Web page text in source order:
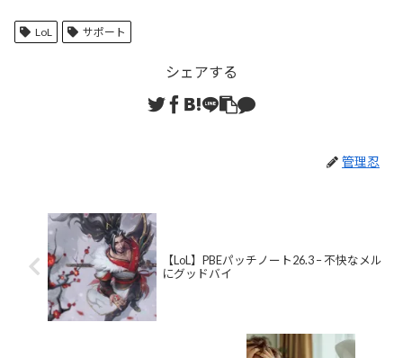
LoL サポート
シェアする
管理忍
【LoL】PBEパッチノート26.3 – 不快なメル
にグッドバイ